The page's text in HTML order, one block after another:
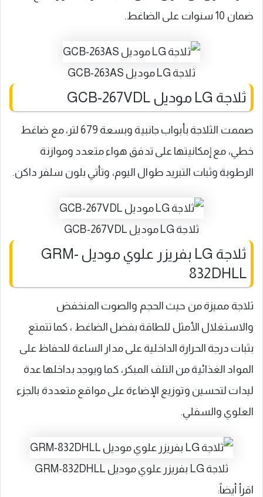
ضمان 10 سنوات على الضاغط.
ثلاجة LG موديل GCB-263AS
ثلاجة LG موديل GCB-267VDL
صممت الثلاجة بأبواب جانبية وبسعة 679 لتر، مع ضاغط
خطي، مع إمكانيتها على تدفق هواء متعدد وموازنة
الرطوبة وثبات التبريد طوال اليوم، وتأتي بلون سلفر داكن.
ثلاجة LG موديل GCB-267VDL
ثلاجة LG بفريزر علوي موديل GRM-
832DHLL
ثلاجة مميزة من حيث الحجم والصوت المنخفض
والاستغلال الأمثل للطاقة بفضل الضاغط ، كما تتمتع
بثبات درجة الحرارة الداخلية على مدار الساعة للحفاظ على
المواد الغذائية من التلف المبكر، كما ويوجد بداخلها عدة
ليدات لتحسين وتوزيع الإضاءة على مواقع متعددة بالجزء
العلوي والسفلي.
ثلاجة LG بفريزر علوي موديل GRM-832DHLL
اقرأ أيضاً: